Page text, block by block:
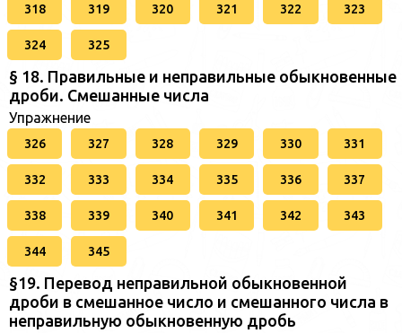
318 319 320 321 322 323
324 325
§ 18. Правильные и неправильные обыкновенные
дроби. Смешанные числа
Упражнение
326 327 328 329 330 331
332 333 334 335 336 337
338 339 340 341 342 343
344 345
§19. Перевод неправильной обыкновенной
дроби в смешанное число и смешанного числа в
неправильную обыкновенную дробь